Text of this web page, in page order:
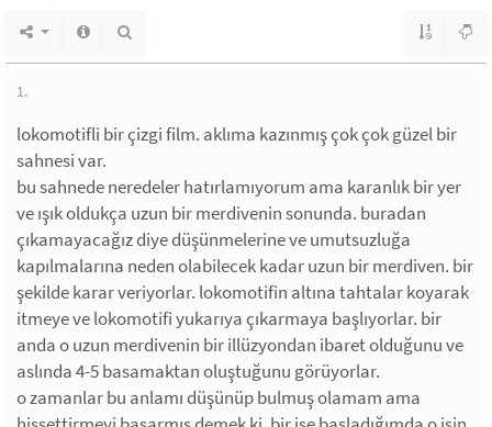
1.
lokomotifli bir çizgi film. aklıma kazınmış çok çok güzel bir
sahnesi var.
bu sahnede neredeler hatırlamıyorum ama karanlık bir yer
ve ışık oldukça uzun bir merdivenin sonunda. buradan
çıkamayacağız diye düşünmelerine ve umutsuzluğa
kapılmalarına neden olabilecek kadar uzun bir merdiven. bir
şekilde karar veriyorlar. lokomotifin altına tahtalar koyarak
itmeye ve lokomotifi yukarıya çıkarmaya başlıyorlar. bir
anda o uzun merdivenin bir illüzyondan ibaret olduğunu ve
aslında 4-5 basamaktan oluştuğunu görüyorlar.
o zamanlar bu anlamı düşünüp bulmuş olamam ama